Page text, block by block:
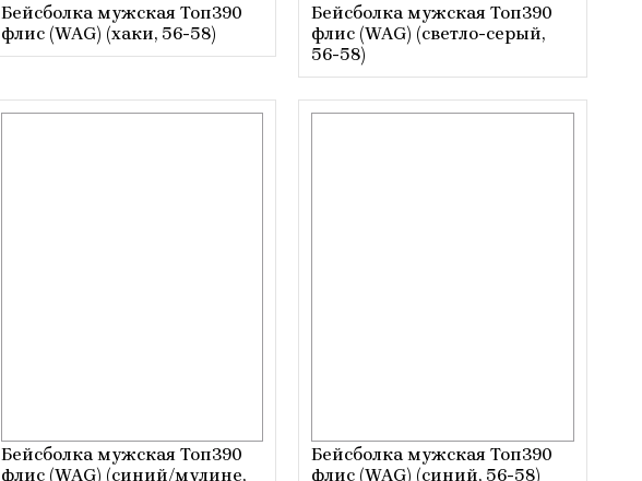
Бейсболка мужская Топ390
флис (WAG) (хаки, 56-58)
Бейсболка мужская Топ390
флис (WAG) (светло-серый,
56-58)
Бейсболка мужская Топ390
флис (WAG) (синий/мулине,
Бейсболка мужская Топ390
флис (WAG) (синий, 56-58)